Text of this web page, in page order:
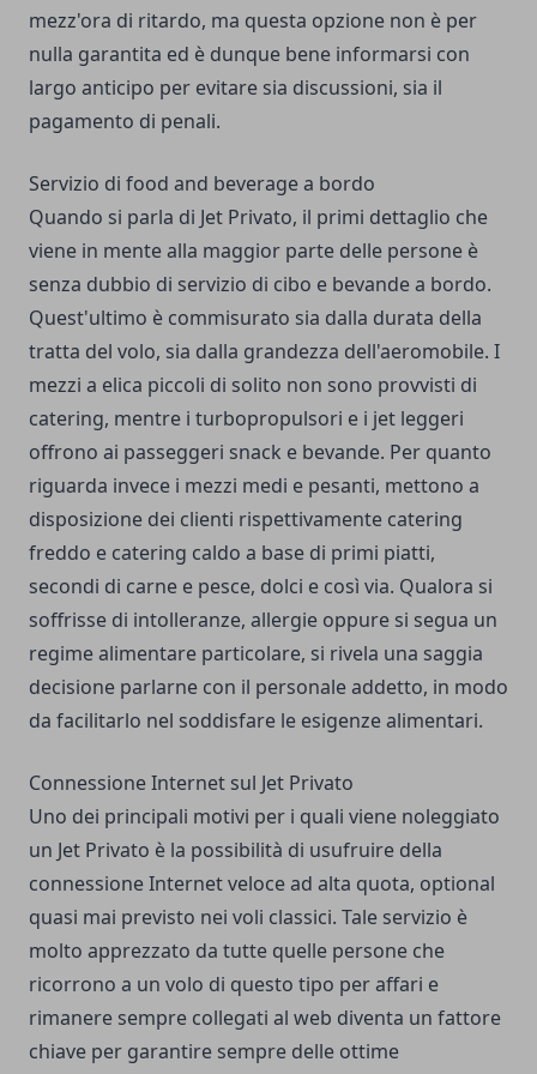
mezz'ora di ritardo, ma questa opzione non è per
nulla garantita ed è dunque bene informarsi con
largo anticipo per evitare sia discussioni, sia il
pagamento di penali.
Servizio di food and beverage a bordo
Quando si parla di Jet Privato, il primi dettaglio che
viene in mente alla maggior parte delle persone è
senza dubbio di servizio di cibo e bevande a bordo.
Quest'ultimo è commisurato sia dalla durata della
tratta del volo, sia dalla grandezza dell'aeromobile. I
mezzi a elica piccoli di solito non sono provvisti di
catering, mentre i turbopropulsori e i jet leggeri
offrono ai passeggeri snack e bevande. Per quanto
riguarda invece i mezzi medi e pesanti, mettono a
disposizione dei clienti rispettivamente catering
freddo e catering caldo a base di primi piatti,
secondi di carne e pesce, dolci e così via. Qualora si
soffrisse di intolleranze, allergie oppure si segua un
regime alimentare particolare, si rivela una saggia
decisione parlarne con il personale addetto, in modo
da facilitarlo nel soddisfare le esigenze alimentari.
Connessione Internet sul Jet Privato
Uno dei principali motivi per i quali viene noleggiato
un Jet Privato è la possibilità di usufruire della
connessione Internet veloce ad alta quota, optional
quasi mai previsto nei voli classici. Tale servizio è
molto apprezzato da tutte quelle persone che
ricorrono a un volo di questo tipo per affari e
rimanere sempre collegati al web diventa un fattore
chiave per garantire sempre delle ottime